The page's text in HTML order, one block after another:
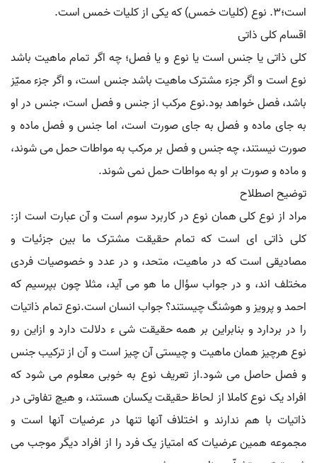
است؛۳. نوع (کلیات خمس) که یکی از کلیات خمس است.
اقسام کلی ذاتی
کلی ذاتی یا جنس است یا نوع و یا فصل؛ چه اگر تمام ماهیت باشد
نوع است و اگر جزء مشترک ماهیت باشد جنس است، و اگر جزء ممیّز
باشد، فصل خواهد بود.نوع مرکب از جنس و فصل است، جنس در او
به جای ماده و فصل به جای صورت است، اما جنس و فصل ماده و
صورت نیستند، چه جنس و فصل بر مرکب به مواطات حمل می شوند،
و ماده و صورت بر او به مواطات حمل نمی شوند.
توضیح اصطلاح
مراد از نوع کلی همان نوع در کاربرد سوم است و آن عبارت است از:
کلی ذاتی ای است که تمام حقیقت مشترک ما بین جزئیات و
مصادیقی است که در ماهیت، متحد، و در عدد و خصوصیات فردی
مختلف اند، و در جواب سؤال ما هو می آید، مثلا چون بپرسیم که
احمد و پرویز و هوشنگ چیستند؟ جواب انسان است.نوع تمام ذاتیات
را در بردارد و بنابراین بر همه حقیقت شی ء دلالت دارد و ازاین رو
نوع هرچیز همان ماهیت و چیستی آن چیز است و آن از ترکیب جنس
و فصل حاصل می شود.از تعریف نوع به خوبی معلوم می شود که
افراد یک نوع کاملا از لحاظ حقیقت یکسان هستند، و هیچ تفاوتی در
ذاتیات با هم ندارند و اختلاف آنها تنها در عرضیات آنها است و
مجموعه همین عرضیات که امتیاز یک فرد را از افراد دیگر موجب می